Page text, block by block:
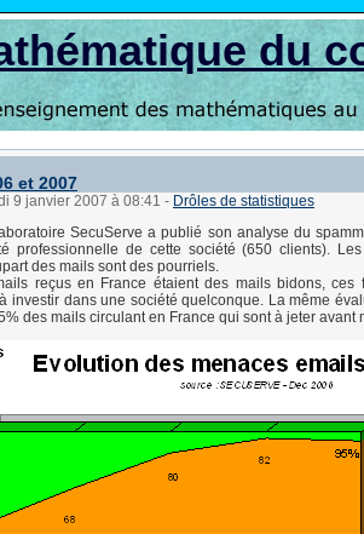
du
et 2007
9 janvier 2007 à 08:41 - Drôles de statistiques
SecuServe a publié son analyse du
professionnelle de cette société (650 clients).
des mails sont des pourriels.
reçus en France étaient des mails bidons, ces
investir dans une société quelconque. La même
des mails circulant en France qui sont à jeter avant